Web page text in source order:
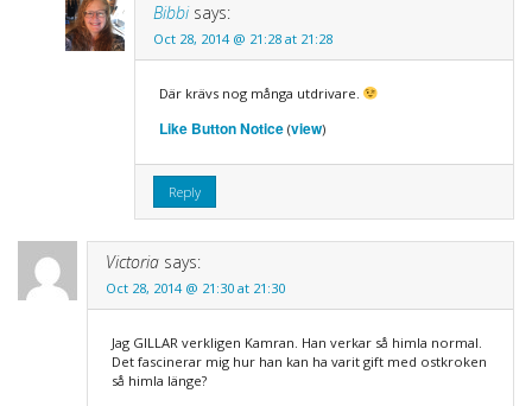
Bibbi says:
Oct 28, 2014 @ 21:28 at 21:28
Där krävs nog många utdrivare.
Like Button Notice(view)
Reply
Victoria says:
Oct 28, 2014 @ 21:30 at 21:30
Jag GILLAR verkligen Kamran. Han verkar så himla normal.
Det fascinerar mig hur han kan ha varit gift med ostkroken
så himla länge?